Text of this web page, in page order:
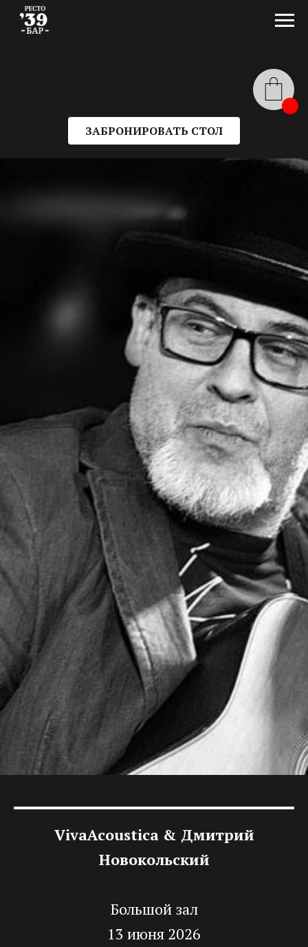
ЗАБРОНИРОВАТЬ СТОЛ
VivaAcoustica & Дмитрий
Новокольский
Большой зал
13 июня 2026